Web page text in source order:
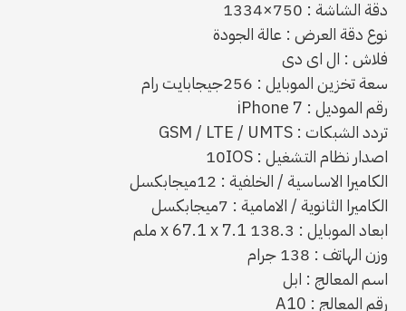
دقة الشاشة : 750×1334
نوع دقة العرض : عالة الجودة
فلاش : ال اى دى
سعة تخزين الموبايل : 256جيجابايت رام
رقم الموديل : iPhone 7
تردد الشبكات : GSM / LTE / UMTS
اصدار نظام التشغيل : 10IOS
الكاميرا الاساسية / الخلفية : 12ميجابكسل
الكاميرا الثانوية / الامامية : 7ميجابكسل
ابعاد الموبايل : 138.3 x 67.1 x 7.1 ملم
وزن الهاتف : 138 جرام
اسم المعالج : ابل
رقم المعالج : A10